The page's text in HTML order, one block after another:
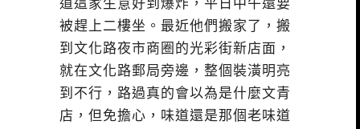
道這家生意好到爆炸，平日中午還要
被趕上二樓坐。最近他們搬家了，搬
到文化路夜市商圈的光彩街新店面，
就在文化路郵局旁邊，整個裝潢明亮
到不行，路過真的會以為是什麼文青
店，但免擔心，味道還是那個老味道